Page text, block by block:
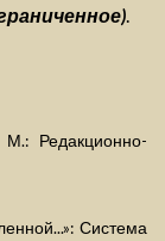
.
Редакционно-
Система